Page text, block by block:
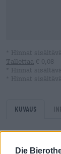
Die
* Hinnat
Tallettaa € 0,08
* Hinnat
* Hinnat
Kuvaus
Alueellisuus